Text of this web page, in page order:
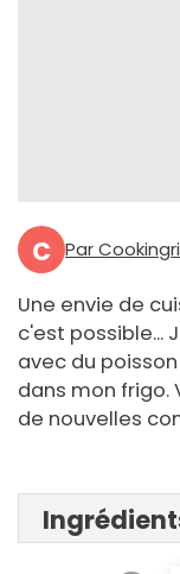
C Par
Une envie de
c'est possible...
avec du
dans mon frigo.
de nouvelles